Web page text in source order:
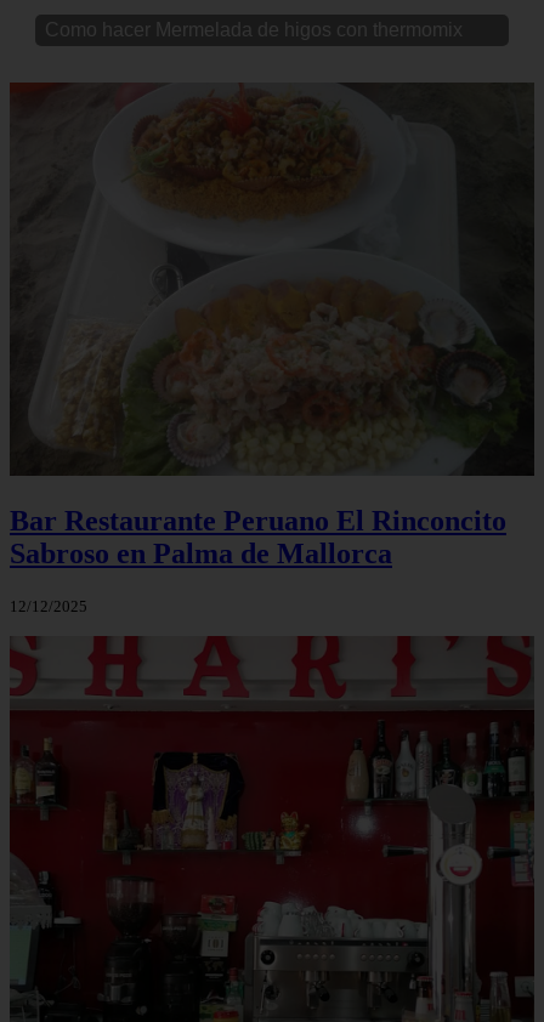
Como hacer Hamburguesas de pollo II
Bar Restaurante Peruano El Rinconcito
Sabroso en Palma de Mallorca
12/12/2025